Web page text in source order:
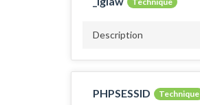
Description
PHPSESSID Technique